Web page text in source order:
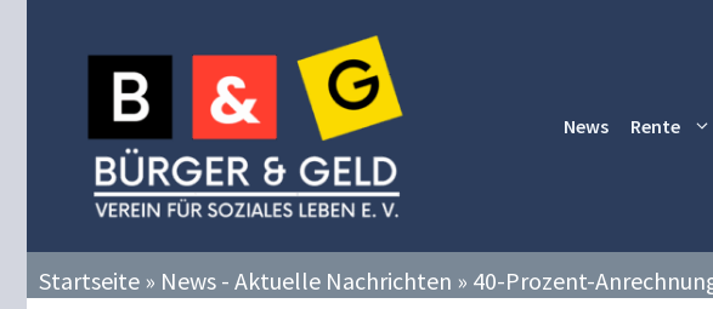
News Rente
Startseite » News - Aktuelle Nachrichten » 40-Prozent-